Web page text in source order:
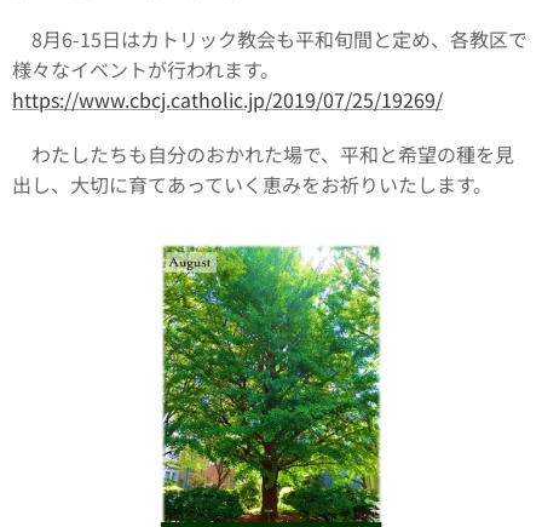
8月6-15日はカトリック教会も平和旬間と定め、各教区で
様々なイベントが行われます。
https://www.cbcj.catholic.jp/2019/07/25/19269/
わたしたちも自分のおかれた場で、平和と希望の種を見
出し、大切に育てあっていく恵みをお祈りいたします。